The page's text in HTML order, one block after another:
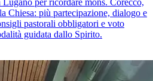
per ricordare mons. Corecco,
Chiesa: più partecipazione, dialogo e
pastorali obbligatori e voto
guidata dallo Spirito.